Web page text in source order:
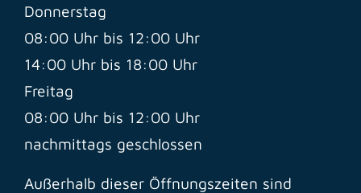
Donnerstag
08:00 Uhr bis 12:00 Uhr
14:00 Uhr bis 18:00 Uhr
Freitag
08:00 Uhr bis 12:00 Uhr
nachmittags geschlossen
Außerhalb dieser Öffnungszeiten sind